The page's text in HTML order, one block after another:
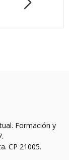
Formación y
CP 21005.